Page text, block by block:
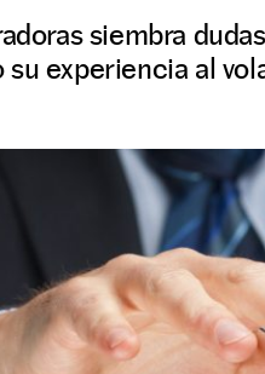
siembra
experiencia al